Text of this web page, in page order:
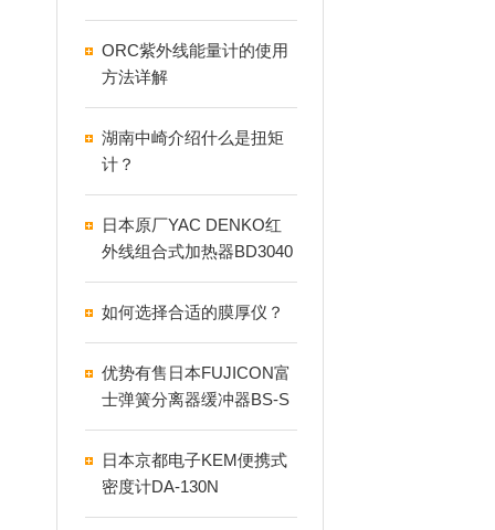
要性
ORC紫外线能量计的使用
方法详解
湖南中崎介绍什么是扭矩
计？
日本原厂YAC DENKO红
外线组合式加热器BD3040
F1
如何选择合适的膜厚仪？
优势有售日本FUJICON富
士弹簧分离器缓冲器BS-S
4
日本京都电子KEM便携式
密度计DA-130N